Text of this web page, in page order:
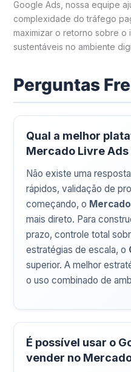
Google Ads, nossa equipe
complexidade do tráfego
maximizar o retorno sobre o
sustentáveis no ambiente
Perguntas
Qual a melhor
Mercado Livre Ads
Não existe uma
rápidos, validação de
começando, o
mais direto. Para
prazo, controle total
estratégias de escala, o
superior. A melhor
o uso combinado de
É possível usar o
vender no